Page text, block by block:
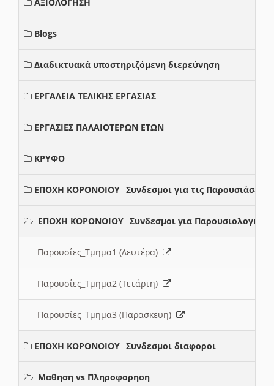
Blogs
Διαδικτυακά υποστηριζόμενη διερεύνηση
ΕΡΓΑΛΕΙΑ ΤΕΛΙΚΗΣ ΕΡΓΑΣΙΑΣ
ΕΡΓΑΣΙΕΣ ΠΑΛΑΙΟΤΕΡΩΝ ΕΤΩΝ
ΚΡΥΦΟ
ΕΠΟΧΗ ΚΟΡΟΝΟΙΟΥ_ Συνδεσμοι για τις Παρουσιάσεις
ΕΠΟΧΗ ΚΟΡΟΝΟΙΟΥ_ Συνδεσμοι για Παρουσιολογια
Παρουσίες_Τμημα1 (Δευτέρα)
Παρουσίες_Τμημα2 (Τετάρτη)
Παρουσίες_Τμημα3 (Παρασκευη)
ΕΠΟΧΗ ΚΟΡΟΝΟΙΟΥ_ Συνδεσμοι διαφοροι
Μαθηση vs Πληροφορηση